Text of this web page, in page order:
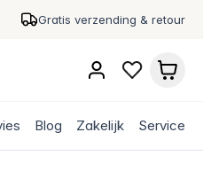
Gratis verzending & retour
Blog Zakelijk Service